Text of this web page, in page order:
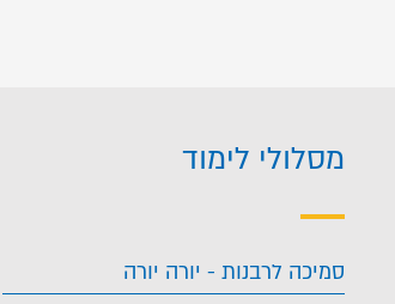
מסלולי לימוד
סמיכה לרבנות - יורה יורה